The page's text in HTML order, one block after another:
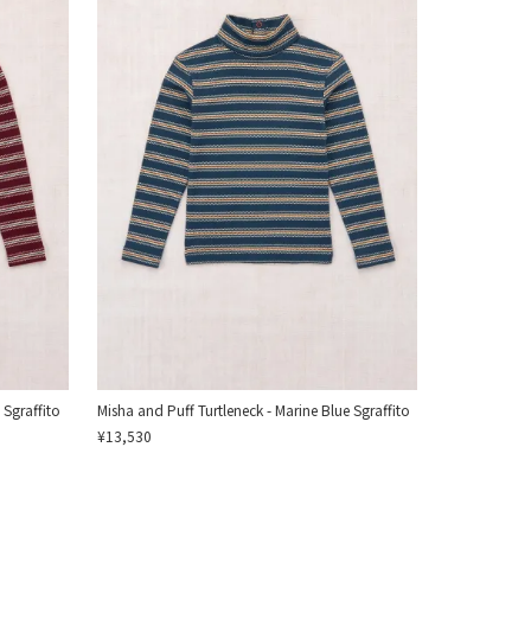
Sgraffito
Misha and Puff Turtleneck - Marine Blue Sgraffito
¥13,530